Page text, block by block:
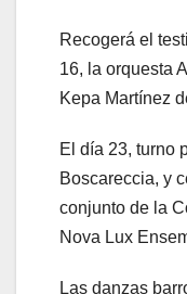
Recogerá el
16, la orquesta
Kepa Martínez
El día 23, turno
Boscareccia, y
conjunto de la
Nova Lux
Las danzas